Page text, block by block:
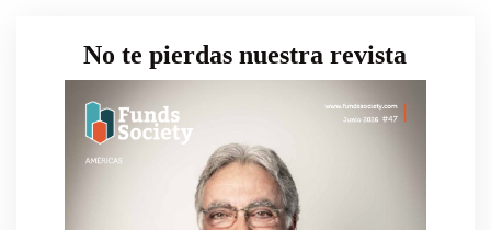
No te pierdas nuestra revista